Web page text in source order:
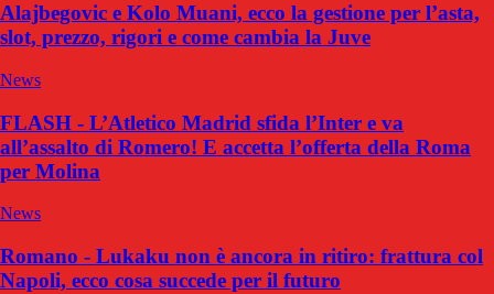
Alajbegovic e Kolo Muani, ecco la gestione per l’asta,
slot, prezzo, rigori e come cambia la Juve
News
FLASH - L’Atletico Madrid sfida l’Inter e va
all’assalto di Romero! E accetta l’offerta della Roma
per Molina
News
Romano - Lukaku non è ancora in ritiro: frattura col
Napoli, ecco cosa succede per il futuro